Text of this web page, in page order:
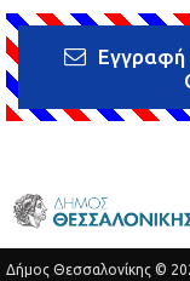
Εγγραφή
Δήμος Θεσσαλονίκης ©